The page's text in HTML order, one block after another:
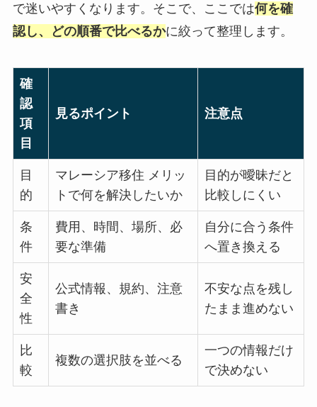
で迷いやすくなります。そこで、ここでは何を確
認し、どの順番で比べるかに絞って整理します。
確
認
項
目
見るポイント 注意点
目
的
マレーシア移住 メリッ
トで何を解決したいか
目的が曖昧だと
比較しにくい
条
件
費用、時間、場所、必
要な準備
自分に合う条件
へ置き換える
安
全
性
公式情報、規約、注意
書き
不安な点を残し
たまま進めない
比
較
複数の選択肢を並べる
一つの情報だけ
で決めない